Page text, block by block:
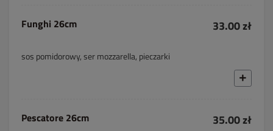
Funghi 26cm 33.00 zł
sos pomidorowy, ser mozzarella, pieczarki
Pescatore 26cm 35.00 zł